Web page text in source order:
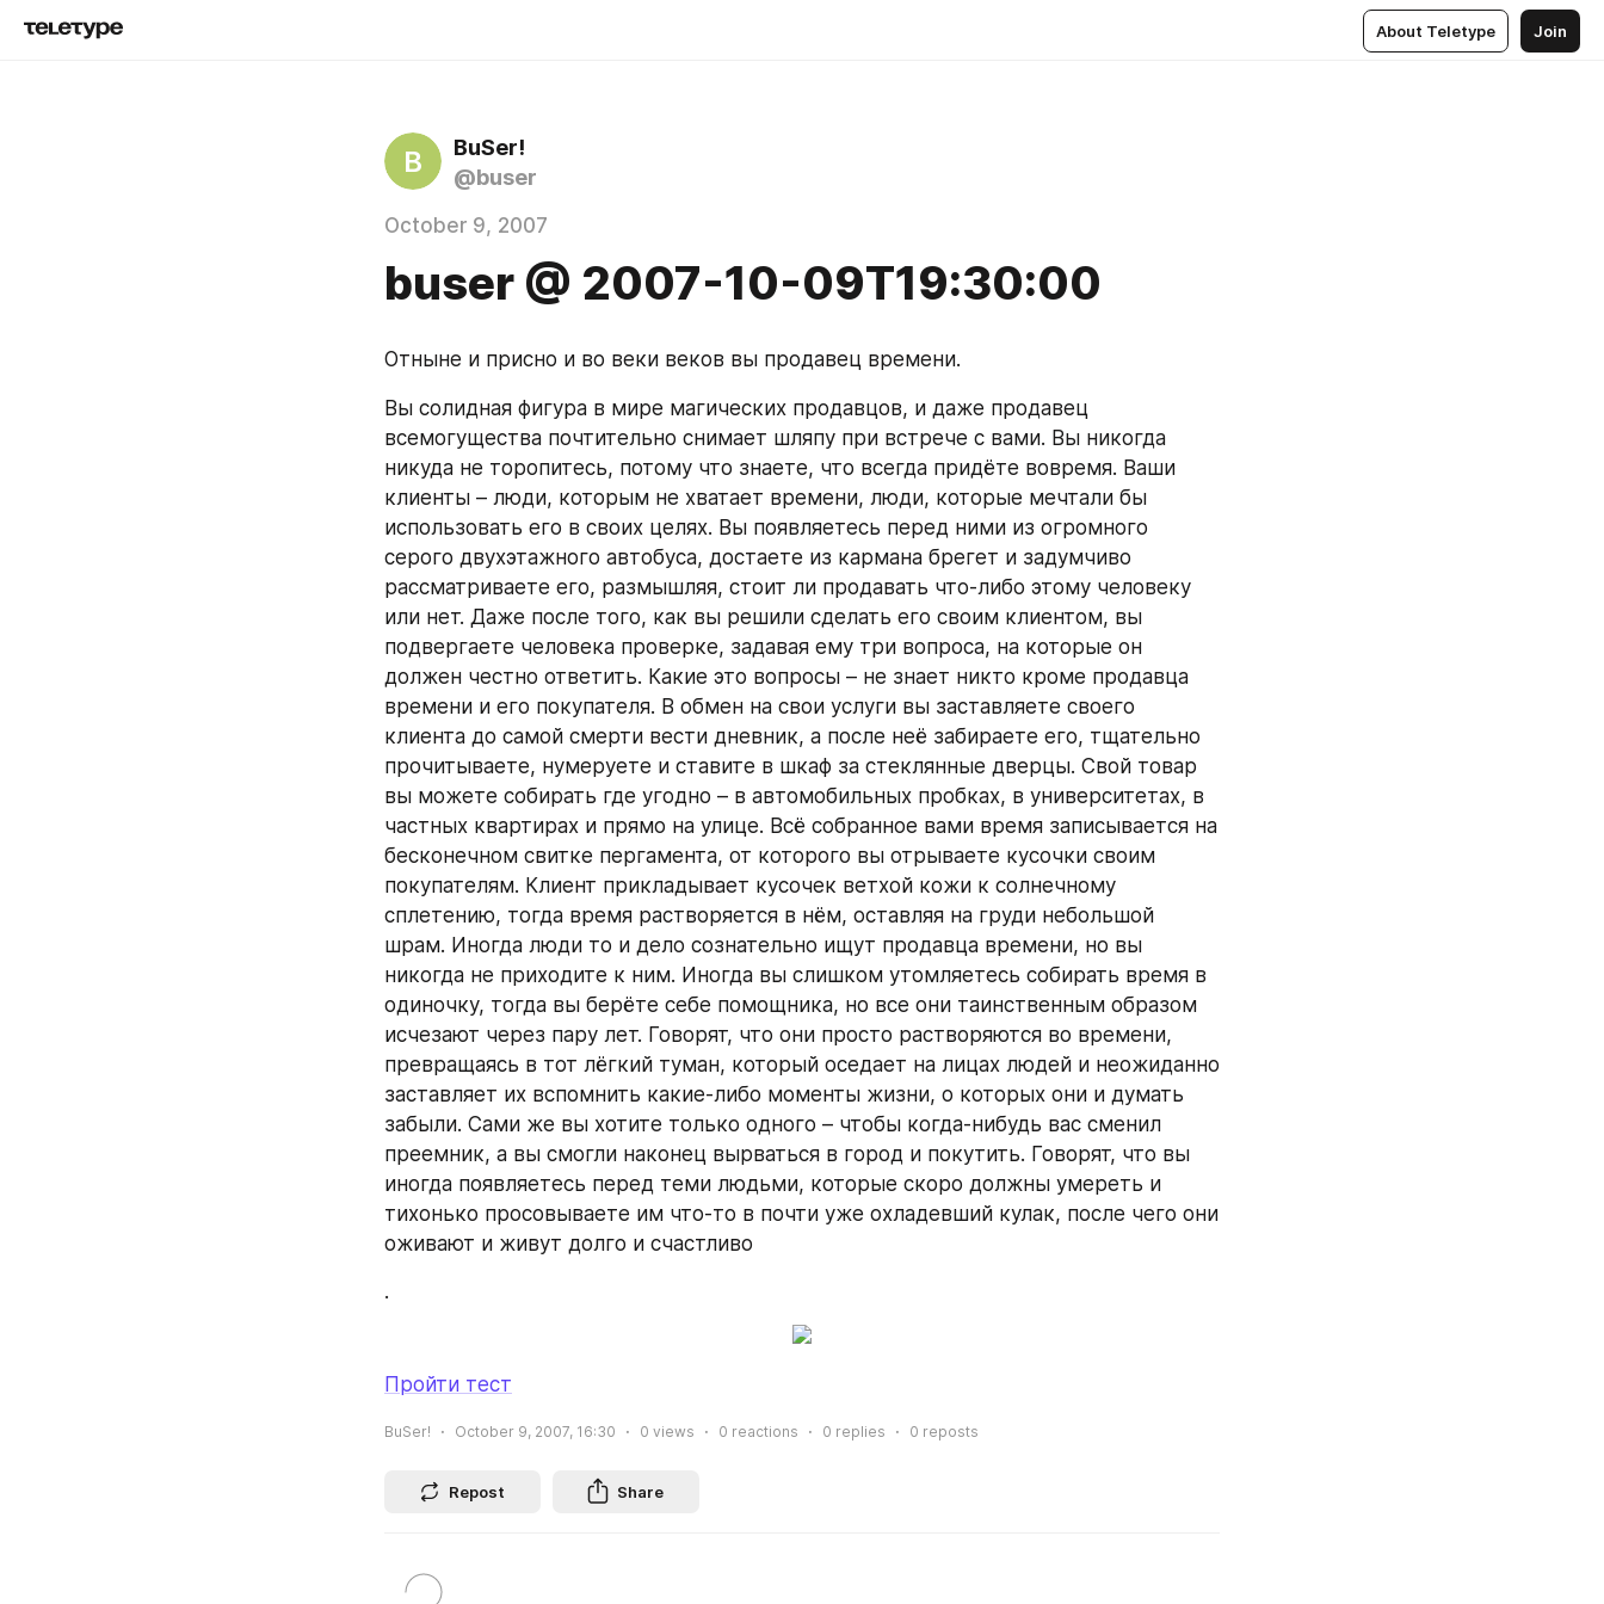
About Teletype Join
B
BuSer!
@buser
October 9, 2007
buser @ 2007-10-09T19:30:00
Отныне и присно и во веки веков вы продавец времени.
Вы солидная фигура в мире магических продавцов, и даже продавец
всемогущества почтительно снимает шляпу при встрече с вами. Вы никогда
никуда не торопитесь, потому что знаете, что всегда придёте вовремя. Ваши
клиенты – люди, которым не хватает времени, люди, которые мечтали бы
использовать его в своих целях. Вы появляетесь перед ними из огромного
серого двухэтажного автобуса, достаете из кармана брегет и задумчиво
рассматриваете его, размышляя, стоит ли продавать что-либо этому человеку
или нет. Даже после того, как вы решили сделать его своим клиентом, вы
подвергаете человека проверке, задавая ему три вопроса, на которые он
должен честно ответить. Какие это вопросы – не знает никто кроме продавца
времени и его покупателя. В обмен на свои услуги вы заставляете своего
клиента до самой смерти вести дневник, а после неё забираете его, тщательно
прочитываете, нумеруете и ставите в шкаф за стеклянные дверцы. Свой товар
вы можете собирать где угодно – в автомобильных пробках, в университетах, в
частных квартирах и прямо на улице. Всё собранное вами время записывается на
бесконечном свитке пергамента, от которого вы отрываете кусочки своим
покупателям. Клиент прикладывает кусочек ветхой кожи к солнечному
сплетению, тогда время растворяется в нём, оставляя на груди небольшой
шрам. Иногда люди то и дело сознательно ищут продавца времени, но вы
никогда не приходите к ним. Иногда вы слишком утомляетесь собирать время в
одиночку, тогда вы берёте себе помощника, но все они таинственным образом
исчезают через пару лет. Говорят, что они просто растворяются во времени,
превращаясь в тот лёгкий туман, который оседает на лицах людей и неожиданно
заставляет их вспомнить какие-либо моменты жизни, о которых они и думать
забыли. Сами же вы хотите только одного – чтобы когда-нибудь вас сменил
преемник, а вы смогли наконец вырваться в город и покутить. Говорят, что вы
иногда появляетесь перед теми людьми, которые скоро должны умереть и
тихонько просовываете им что-то в почти уже охладевший кулак, после чего они
оживают и живут долго и счастливо
.
Пройти тест
BuSer! October 9, 2007, 16:30 0 views 0 reactions 0 replies 0 reposts
Repost Share